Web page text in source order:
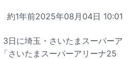
約1年前2025年08月04日 10:01
3日に埼玉・さいたまスーパーア
さいたまスーパーアリーナ25